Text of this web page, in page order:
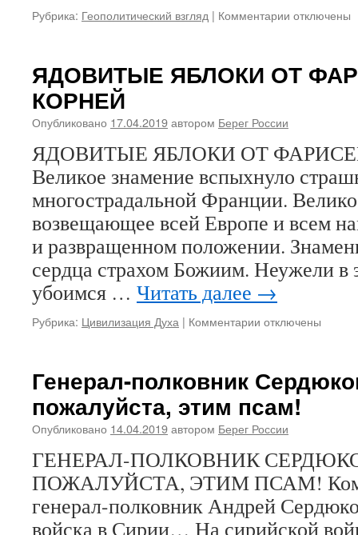
Рубрика: Геополитический взгляд | Комментарии к
Мы
на
пороге
тяжелых
и,
может
быть,
кровавых
отключены
ЯДОВИТЫЕ ЯБЛОКИ ОТ
КОРНЕЙ
Опубликовано 17.04.2019автором Берег России
ЯДОВИТЫЕ ЯБЛОКИ ОТ
Великое знамение вспыхнуло
многострадальной Франции.
возвещающее всей Европе и всем
и развращенном положении.
сердца страхом Божиим. Неужели в
убоимся … Читать далее →
Рубрика: Цивилизация Духа | Комментарии к
ОТ
ФАРИСЕЙСКИХ
КОРНЕЙ
отключены
Генерал-полковник
пожалуйста, этим псам!
Опубликовано 14.04.2019автором Берег России
ГЕНЕРАЛ-ПОЛКОВНИК
ПОЖАЛУЙСТА, ЭТИМ ПСАМ!
генерал-полковник Андрей
войска в Сирии… На сирийской